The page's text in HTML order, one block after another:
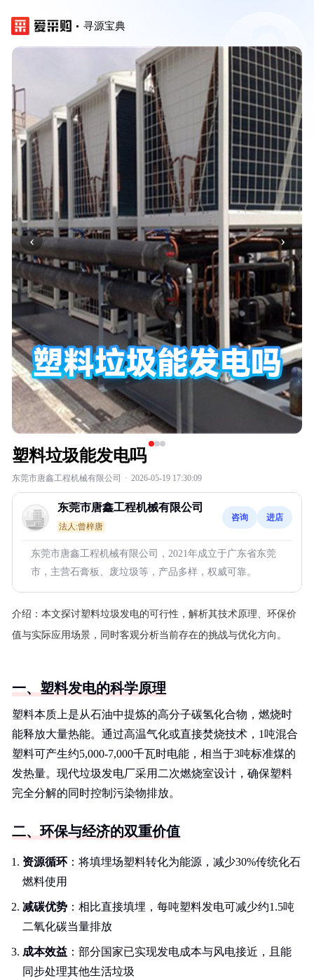
寻源宝典
‹ ›
塑料垃圾能发电吗
东莞市唐鑫工程机械有限公司 · 2026-05-19 17:30:09
东莞市唐鑫工程机械有限公司
法人:曾梓唐
咨询 进店
东莞市唐鑫工程机械有限公司，2021年成立于广东省东莞
市，主营石膏板、废垃圾等，产品多样，权威可靠。
介绍： 本文探讨塑料垃圾发电的可行性，解析其技术原理、环保价
值与实际应用场景，同时客观分析当前存在的挑战与优化方向。
一、塑料发电的科学原理
塑料本质上是从石油中提炼的高分子碳氢化合物，燃烧时
能释放大量热能。通过高温气化或直接焚烧技术，1吨混合
塑料可产生约5,000-7,000千瓦时电能，相当于3吨标准煤的
发热量。现代垃圾发电厂采用二次燃烧室设计，确保塑料
完全分解的同时控制污染物排放。
二、环保与经济的双重价值
资源循环 ：将填埋场塑料转化为能源，减少30%传统化石
燃料使用
减碳优势 ：相比直接填埋，每吨塑料发电可减少约1.5吨
二氧化碳当量排放
成本效益 ：部分国家已实现发电成本与风电接近，且能
同步处理其他生活垃圾